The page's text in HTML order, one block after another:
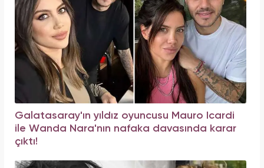
Galatasaray'ın yıldız oyuncusu Mauro Icardi
ile Wanda Nara'nın nafaka davasında karar
çıktı!